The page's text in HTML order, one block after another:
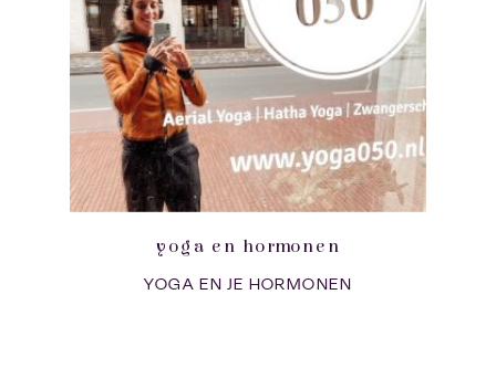
yoga en hormonen
YOGA EN JE HORMONEN